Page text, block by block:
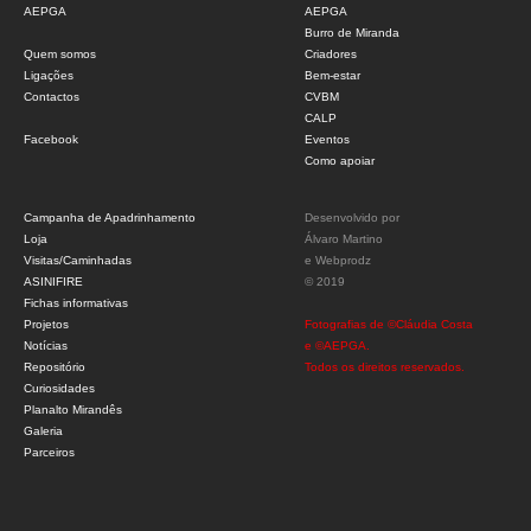
AEPGA
Quem somos
Ligações
Contactos
Facebook
AEPGA
Burro de Miranda
Criadores
Bem-estar
CVBM
CALP
Eventos
Como apoiar
Campanha de Apadrinhamento
Loja
Visitas/Caminhadas
ASINIFIRE
Fichas informativas
Projetos
Notícias
Repositório
Curiosidades
Planalto Mirandês
Galeria
Parceiros
Desenvolvido por
Álvaro Martino
e Webprodz
© 2019
Fotografias de ©Cláudia Costa
e ©AEPGA.
Todos os direitos reservados.